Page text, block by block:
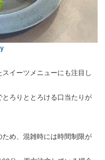
イーツメニューにも注目し
ろりととろける口当たりが
め、混雑時には時間制限が